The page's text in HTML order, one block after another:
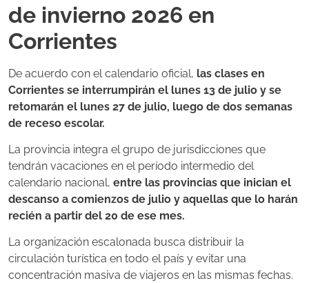
de invierno 2026 en
Corrientes
De acuerdo con el calendario oficial, las clases en
Corrientes se interrumpirán el lunes 13 de julio y se
retomarán el lunes 27 de julio, luego de dos semanas
de receso escolar.
La provincia integra el grupo de jurisdicciones que
tendrán vacaciones en el período intermedio del
calendario nacional, entre las provincias que inician el
descanso a comienzos de julio y aquellas que lo harán
recién a partir del 20 de ese mes.
La organización escalonada busca distribuir la
circulación turística en todo el país y evitar una
concentración masiva de viajeros en las mismas fechas.